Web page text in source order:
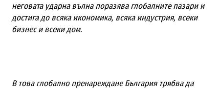
неговата ударна вълна поразява глобалните пазари и
достига до всяка икономика, всяка индустрия, всеки
бизнес и всеки дом.
В това глобално пренареждане България трябва да